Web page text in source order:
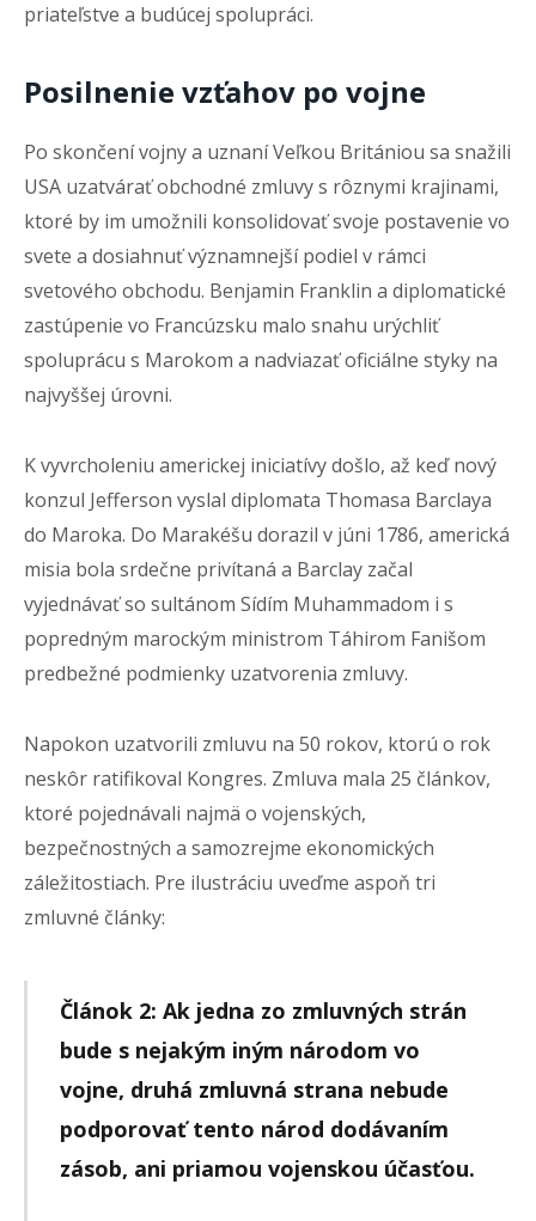
priateľstve a budúcej spolupráci.
Posilnenie vzťahov po vojne
Po skončení vojny a uznaní Veľkou Britániou sa snažili
USA uzatvárať obchodné zmluvy s rôznymi krajinami,
ktoré by im umožnili konsolidovať svoje postavenie vo
svete a dosiahnuť významnejší podiel v rámci
svetového obchodu. Benjamin Franklin a diplomatické
zastúpenie vo Francúzsku malo snahu urýchliť
spoluprácu s Marokom a nadviazať oficiálne styky na
najvyššej úrovni.
K vyvrcholeniu americkej iniciatívy došlo, až keď nový
konzul Jefferson vyslal diplomata Thomasa Barclaya
do Maroka. Do Marakéšu dorazil v júni 1786, americká
misia bola srdečne privítaná a Barclay začal
vyjednávať so sultánom Sídím Muhammadom i s
popredným marockým ministrom Táhirom Fanišom
predbežné podmienky uzatvorenia zmluvy.
Napokon uzatvorili zmluvu na 50 rokov, ktorú o rok
neskôr ratifikoval Kongres. Zmluva mala 25 článkov,
ktoré pojednávali najmä o vojenských,
bezpečnostných a samozrejme ekonomických
záležitostiach. Pre ilustráciu uveďme aspoň tri
zmluvné články:
Článok 2: Ak jedna zo zmluvných strán
bude s nejakým iným národom vo
vojne, druhá zmluvná strana nebude
podporovať tento národ dodávaním
zásob, ani priamou vojenskou účasťou.